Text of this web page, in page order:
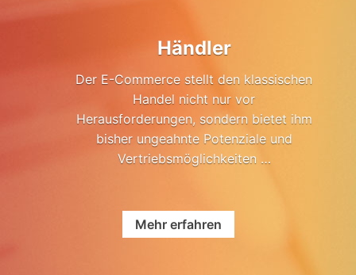
Händler
Der E-Commerce stellt den klassischen
Handel nicht nur vor
Herausforderungen, sondern bietet ihm
bisher ungeahnte Potenziale und
Vertriebsmöglichkeiten …
Mehr erfahren